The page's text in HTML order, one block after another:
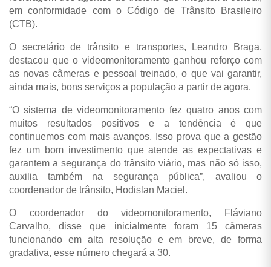
em conformidade com o Código de Trânsito Brasileiro
(CTB).
O secretário de trânsito e transportes, Leandro Braga,
destacou que o videomonitoramento ganhou reforço com
as novas câmeras e pessoal treinado, o que vai garantir,
ainda mais, bons serviços a população a partir de agora.
“O sistema de videomonitoramento fez quatro anos com
muitos resultados positivos e a tendência é que
continuemos com mais avanços. Isso prova que a gestão
fez um bom investimento que atende as expectativas e
garantem a segurança do trânsito viário, mas não só isso,
auxilia também na segurança pública”, avaliou o
coordenador de trânsito, Hodislan Maciel.
O coordenador do videomonitoramento, Fláviano
Carvalho, disse que inicialmente foram 15 câmeras
funcionando em alta resolução e em breve, de forma
gradativa, esse número chegará a 30.